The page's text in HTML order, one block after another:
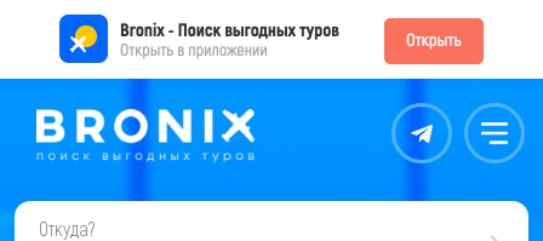
Контакты Меню
Откуда?